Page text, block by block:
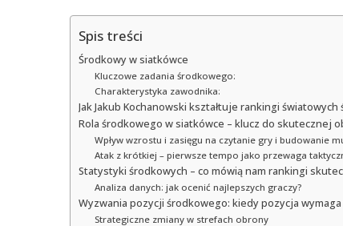
Spis treści
Środkowy w siatkówce
Kluczowe zadania środkowego:
Charakterystyka zawodnika:
Jak Jakub Kochanowski kształtuje rankingi światowych
Rola środkowego w siatkówce – klucz do skutecznej
Wpływ wzrostu i zasięgu na czytanie gry i budowanie
Atak z krótkiej – pierwsze tempo jako przewaga
Statystyki środkowych – co mówią nam rankingi
Analiza danych: jak ocenić najlepszych graczy?
Wyzwania pozycji środkowego: kiedy pozycja
Strategiczne zmiany w strefach obrony